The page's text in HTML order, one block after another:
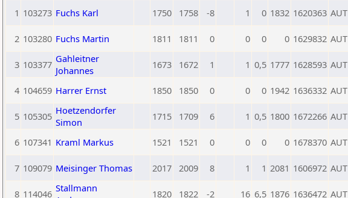
1 103273 Fuchs Karl 1750 1758 -8 1 0 1832 1620363 AUT
2 103280 Fuchs Martin 1811 1811 0 0 0 0 1629832 AUT
3 103377 Gahleitner
Johannes
1673 1672 1 1 0,5 1777 1628593 AUT
4 104659 Harrer Ernst 1850 1850 0 0 0 1942 1636332 AUT
5 105305 Hoetzendorfer
Simon
1715 1709 6 1 0,5 1800 1672266 AUT
6 107341 Kraml Markus 1521 1521 0 0 0 0 1678370 AUT
7 109079 Meisinger Thomas 2017 2009 8 1 1 2081 1606972 AUT
8 114046 Stallmann
1820 1822 -2 16 6,5 1876 1636472 AUT